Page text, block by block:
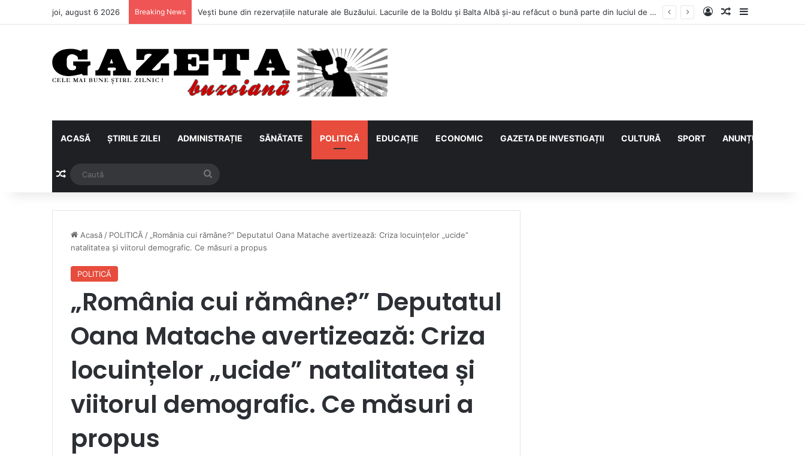
joi, august 6 2026 Breaking News Vești bune din rezervațiile naturale ale Buzăului. Lacurile de la Boldu și Balta Albă și-au refăcut o bună parte din luciul de apă Log InArticol aleatoriu
Sidebar
ACASĂ ȘTIRILE ZILEI ADMINISTRAȚIE SĂNĂTATE POLITICĂ EDUCAȚIE ECONOMIC GAZETA DE INVESTIGAȚII CULTURĂ SPORT ANUNȚURI
Articol aleatoriu
Acasă / POLITICĂ / „România cui rămâne?” Deputatul Oana Matache avertizează: Criza locuințelor „ucide”
natalitatea și viitorul demografic. Ce măsuri a propus
POLITICĂ
„România cui rămâne?” Deputatul
Oana Matache avertizează: Criza
locuințelor „ucide” natalitatea și
viitorul demografic. Ce măsuri a
propus